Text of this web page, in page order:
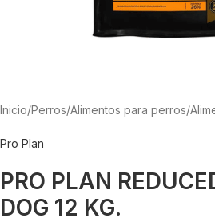
Inicio/Perros/Alimentos para perros/
Pro Plan
PRO PLAN
DOG 12 KG.